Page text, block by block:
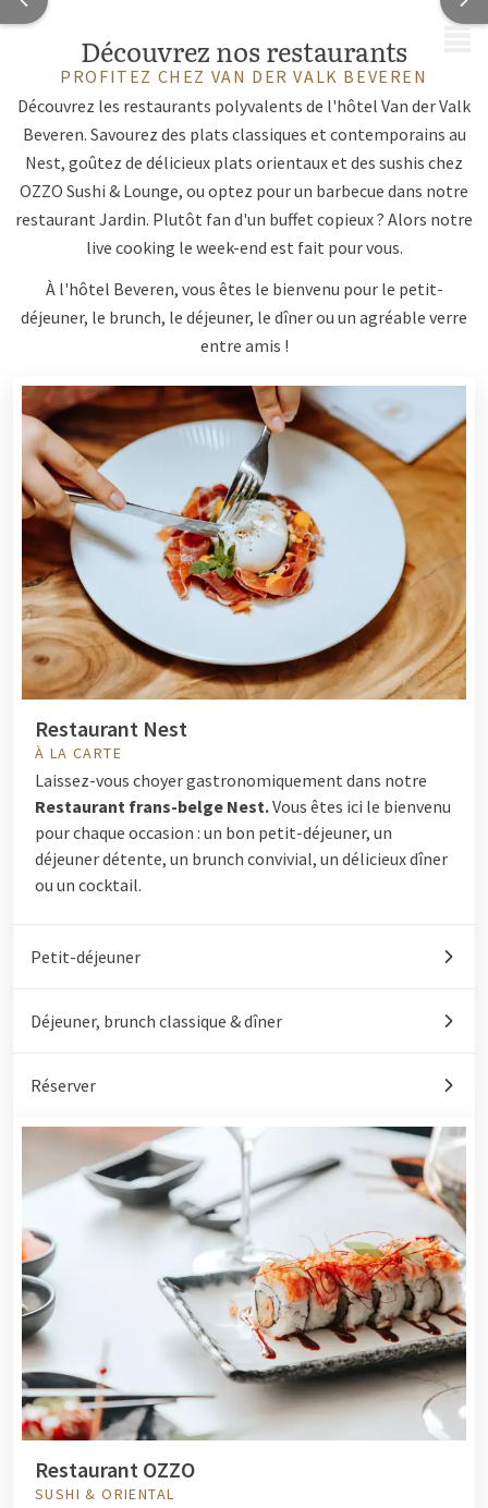
Découvrez nos restaurants
PROFITEZ CHEZ VAN DER VALK BEVEREN
Découvrez les restaurants polyvalents de l'hôtel Van der Valk
Beveren. Savourez des plats classiques et contemporains au
Nest, goûtez de délicieux plats orientaux et des sushis chez
OZZO Sushi & Lounge, ou optez pour un barbecue dans notre
restaurant Jardin. Plutôt fan d'un buffet copieux ? Alors notre
live cooking le week-end est fait pour vous.
À l'hôtel Beveren, vous êtes le bienvenu pour le petit-
déjeuner, le brunch, le déjeuner, le dîner ou un agréable verre
entre amis !
Restaurant Nest
À LA CARTE
Laissez-vous choyer gastronomiquement dans notre
Restaurant frans-belge Nest.Vous êtes ici le bienvenu
pour chaque occasion : un bon petit-déjeuner, un
déjeuner détente, un brunch convivial, un délicieux dîner
ou un cocktail.
Petit-déjeuner
Déjeuner, brunch classique & dîner
Réserver
Restaurant OZZO
SUSHI & ORIENTAL